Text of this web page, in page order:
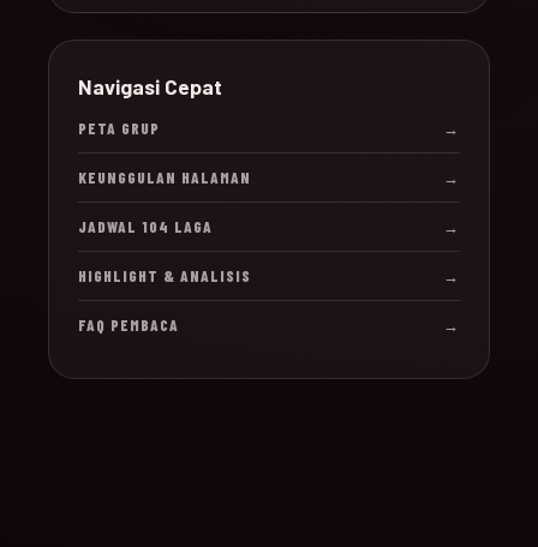
Navigasi Cepat
PETA GRUP →
KEUNGGULAN HALAMAN →
JADWAL 104 LAGA →
HIGHLIGHT & ANALISIS →
FAQ PEMBACA →